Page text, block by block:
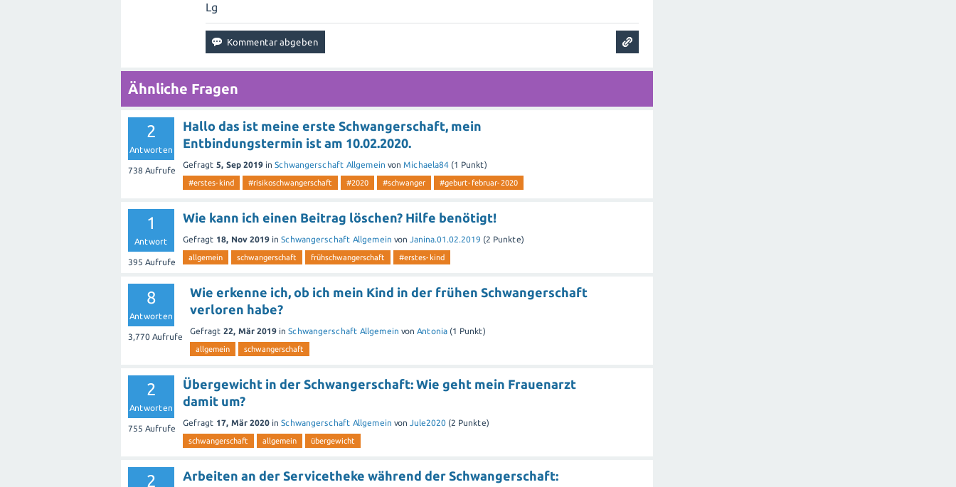
Lg
Ähnliche Fragen
2
Antworten
738 Aufrufe
Hallo das ist meine erste Schwangerschaft, mein
Entbindungstermin ist am 10.02.2020.
Gefragt 5, Sep 2019 in Schwangerschaft Allgemein von Michaela84 (1 Punkt)
#erstes-kind #risikoschwangerschaft #2020 #schwanger #geburt-februar-2020
1
Antwort
395 Aufrufe
Wie kann ich einen Beitrag löschen? Hilfe benötigt!
Gefragt 18, Nov 2019 in Schwangerschaft Allgemein von Janina.01.02.2019 (2 Punkte)
allgemein schwangerschaft frühschwangerschaft #erstes-kind
8
Antworten
3,770 Aufrufe
Wie erkenne ich, ob ich mein Kind in der frühen Schwangerschaft
verloren habe?
Gefragt 22, Mär 2019 in Schwangerschaft Allgemein von Antonia (1 Punkt)
allgemein schwangerschaft
2
Antworten
755 Aufrufe
Übergewicht in der Schwangerschaft: Wie geht mein Frauenarzt
damit um?
Gefragt 17, Mär 2020 in Schwangerschaft Allgemein von Jule2020 (2 Punkte)
schwangerschaft allgemein übergewicht
2
Arbeiten an der Servicetheke während der Schwangerschaft: